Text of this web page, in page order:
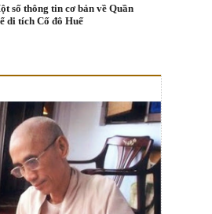
số thông tin cơ bản về Quần
di tích Cố đô Huế